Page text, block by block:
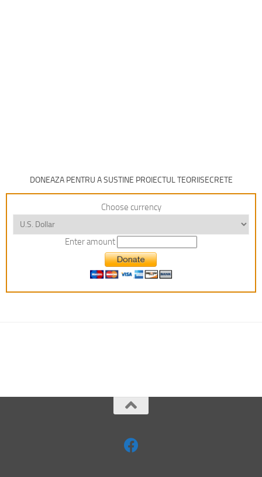
DONEAZA PENTRU A SUSTINE PROIECTUL TEORIISECRETE
Choose currency
Enter amount